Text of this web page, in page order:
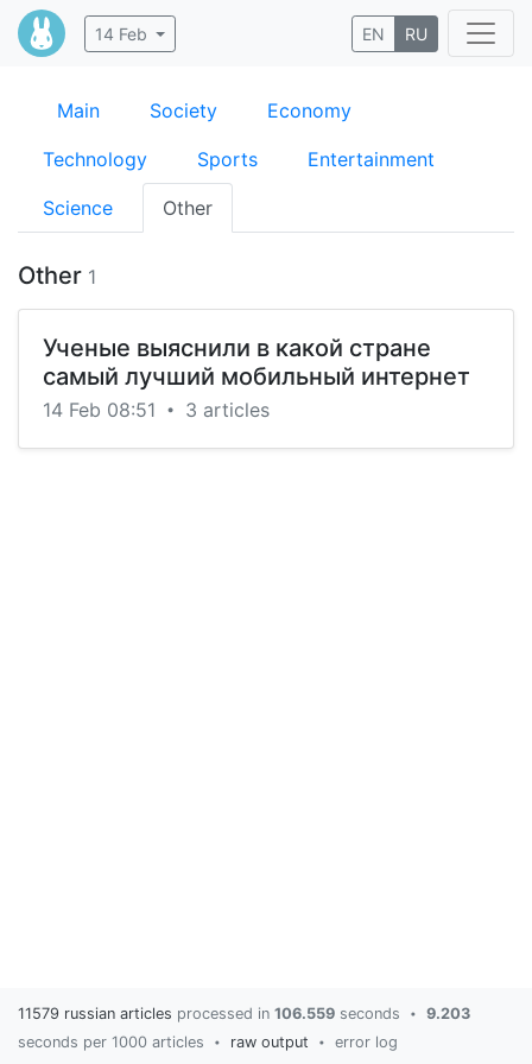
14 Feb EN RU
11579 russian articles processed in 106.559 seconds •
9.203
seconds per 1000 articles
• raw output • error log
Main Society Economy
Technology Sports Entertainment
Science Other
Other 1
Ученые выяснили в какой стране
самый лучший мобильный интернет
14 Feb 08:51 • 3 articles